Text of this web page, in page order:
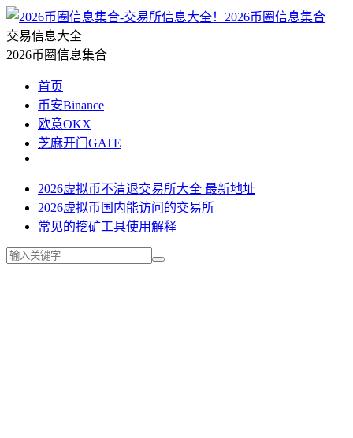
2026币圈信息集合
交易信息大全
2026币圈信息集合
首页
币安Binance
欧意OKX
芝麻开门GATE
2026虚拟币不清退交易所大全 最新地址
2026虚拟币国内能访问的交易所
常见的挖矿工具使用解释